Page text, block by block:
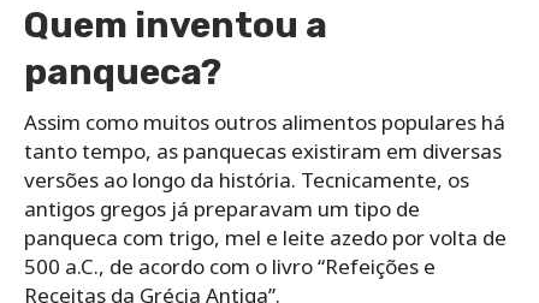
Quem inventou a
panqueca?
Assim como muitos outros alimentos populares há
tanto tempo, as panquecas existiram em diversas
versões ao longo da história. Tecnicamente, os
antigos gregos já preparavam um tipo de
panqueca com trigo, mel e leite azedo por volta de
500 a.C., de acordo com o livro “Refeições e
Receitas da Grécia Antiga”.